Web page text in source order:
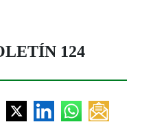
124